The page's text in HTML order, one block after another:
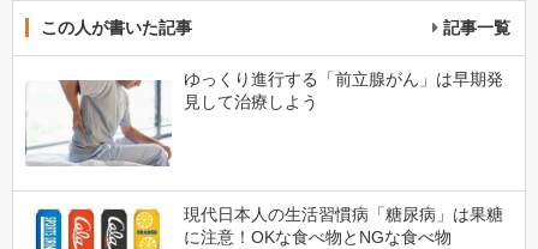
この人が書いた記事 記事一覧
ゆっくり進行する「前立腺がん」は早期発
見して治療しよう
現代日本人の生活習慣病「糖尿病」は果糖
に注意！OKな食べ物とNGな食べ物